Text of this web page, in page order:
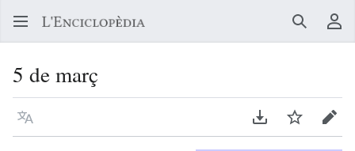
Buscar
5 de març
Llegir en un atre idioma Descarregar en
Vigilar